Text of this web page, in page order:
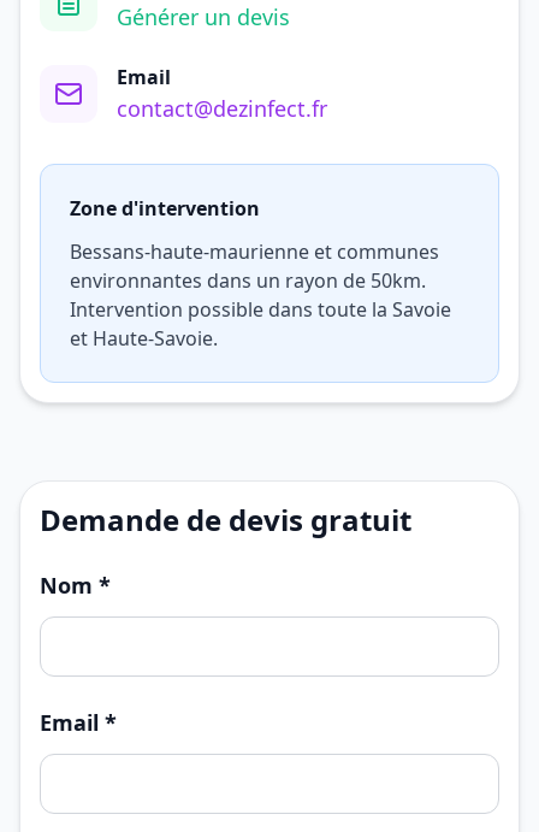
Générer un devis
Email
contact@dezinfect.fr
Zone d'intervention
Bessans-haute-maurienne et communes
environnantes dans un rayon de 50km.
Intervention possible dans toute la Savoie
et Haute-Savoie.
Demande de devis gratuit
Nom *
Email *